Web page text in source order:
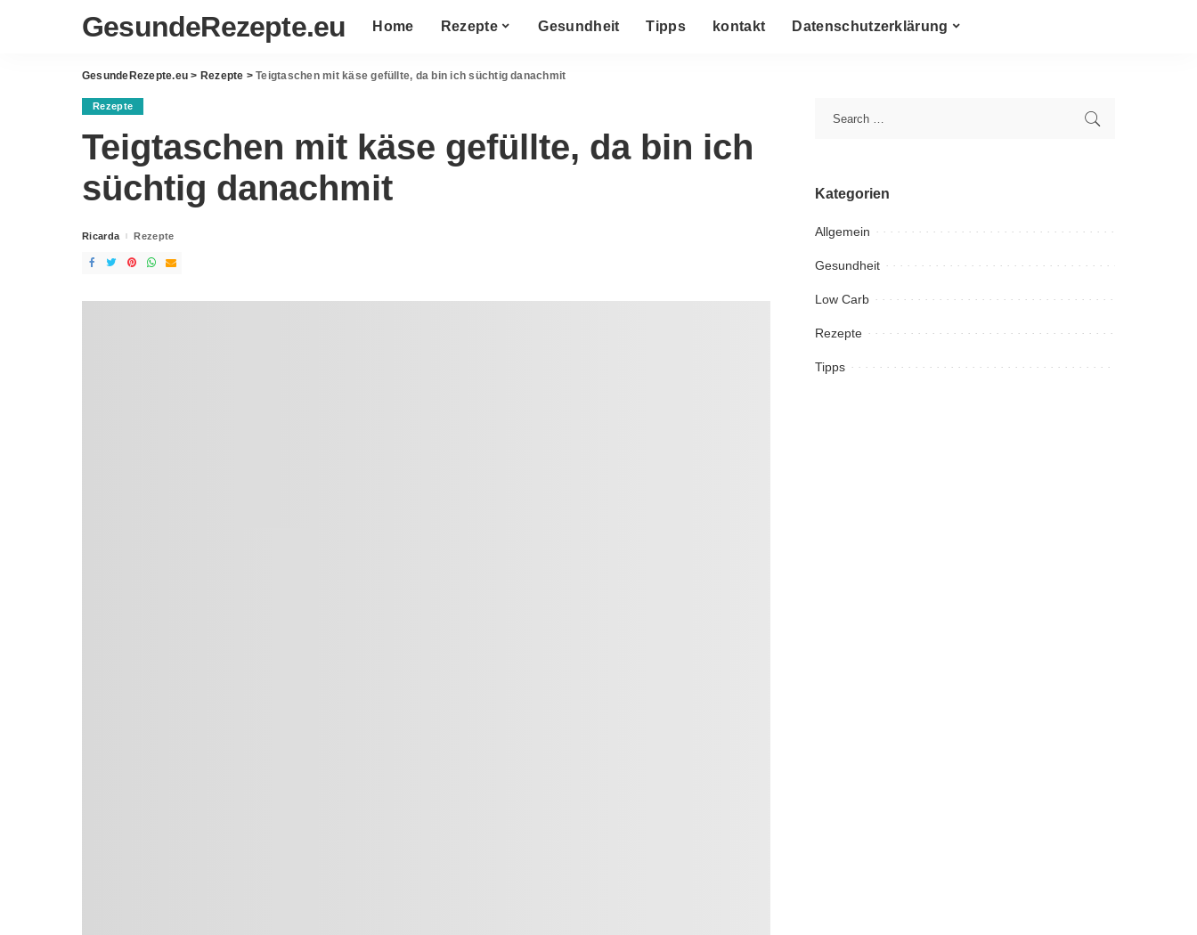
GesundeRezepte.eu Home Rezepte Gesundheit Tipps kontakt Datenschutzerklärung
GesundeRezepte.eu > Rezepte >Teigtaschen mit käse gefüllte, da bin ich süchtig danachmit
Rezepte
Teigtaschen mit käse gefüllte, da bin ich
süchtig danachmit
Posted
Ricarda Rezepte
Kategorien
Allgemein
Gesundheit
Low Carb
Rezepte
Tipps